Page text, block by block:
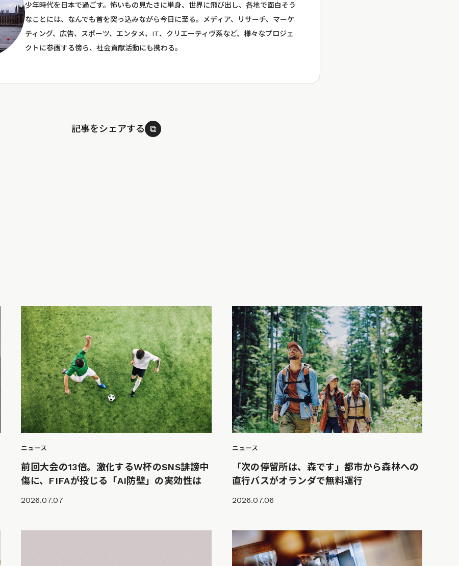
少年時代を日本で過ごす。怖いもの見たさに単身、世界に飛び出し、各地で面白そう
なことには、なんでも首を突っ込みながら今日に至る。メディア、リサーチ、マーケ
ティング、広告、スポーツ、エンタメ、IT、クリエーティヴ系など、様々なプロジェ
クトに参画する傍ら、社会貢献活動にも携わる。
記事をシェアする ⧉
ニュース
前回大会の13倍。激化するW杯のSNS誹謗中
傷に、FIFAが投じる「AI防壁」の実効性は
2026.07.07
ニュース
「次の停留所は、森です」都市から森林への
直行バスがオランダで無料運行
2026.07.06